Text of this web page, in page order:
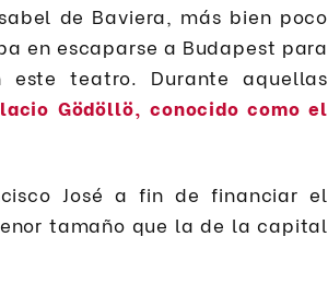
de Baviera, más bien poco
en escaparse a Budapest para
este teatro. Durante aquellas
Gödöllö, conocido como el
José a fin de financiar el
tamaño que la de la capital